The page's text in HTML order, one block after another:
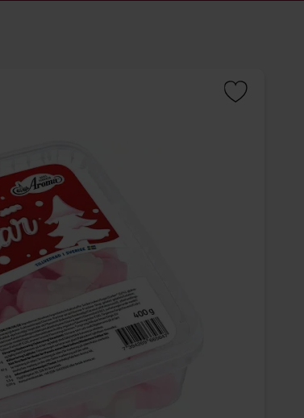
Heading
Bubs Ovaler Smultron Granatäpple
Maze Popcorn